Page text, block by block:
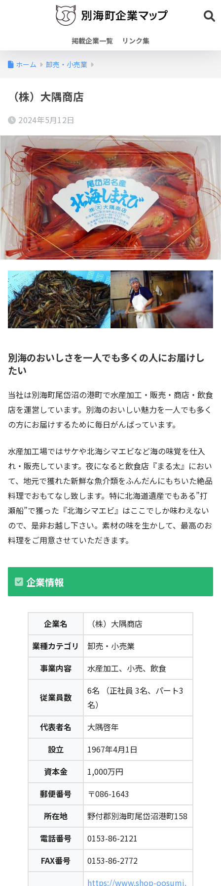
掲載企業一覧 リンク集
ホーム 卸売・小売業
（株）大隅商店
2024年5月12日
別海のおいしさを一人でも多くの人にお届けし
たい
当社は別海町尾岱沼の港町で水産加工・販売・商店・飲食
店を運営しています。別海のおいしい魅力を一人でも多く
の方にお届けするために毎日がんばっています。
水産加工場ではサケや北海シマエビなど海の味覚を仕入
れ・販売しています。夜になると飲食店『まる太』におい
て、地元で獲れた新鮮な魚介類をふんだんにもちいた絶品
料理でおもてなし致します。特に北海道遺産でもある”打
瀬船”で獲った『北海シマエビ』はここでしか味わえない
ので、是非お越し下さい。素材の味を生かして、最高のお
料理をご用意させていただきます。
企業情報
企業名
（株）大隅商店
業種カテゴリ
卸売・小売業
事業内容
水産加工、小売、飲食
従業員数
6名 （正社員 3名、パート3
名）
代表者名
大隅啓年
設立
1967年4月1日
資本金
1,000万円
郵便番号
〒086-1643
所在地
野付郡別海町尾岱沼港町158
電話番号
0153-86-2121
FAX番号
0153-86-2772
https://www.shop-oosumi.